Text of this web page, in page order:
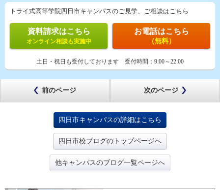
トライ式高等学院四日市キャンパスのご見学、ご相談はこちら
資料請求はこちら
オンライン相談も実施中
お電話はこちら
（無料）
土日・祝日も受付しております 受付時間： 9:00～22:00
前のページ 次のページ
四日市キャンパスの詳細はこちら
四日市校ブログのトップページへ
他キャンパスのブログ一覧ページへ